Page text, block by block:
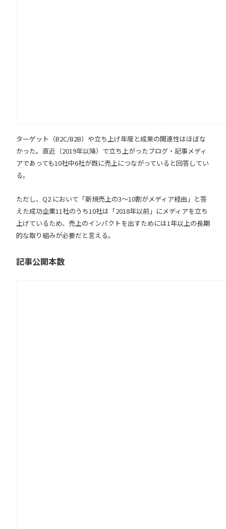
ターゲット（B2C/B2B）や立ち上げ年度と成果の関連性はほぼな
かった。直近（2019年以降）で立ち上がったブログ・記事メディ
アであっても10社中6社が既に売上につながっていると回答してい
る。
ただし、Q2.において「新規売上の3〜10割がメディア経由」と答
えた成功企業11社のうち10社は「2018年以前」にメディアを立ち
上げているため、売上のインパクトを出すためには1年以上の長期
的な取り組みが必要だと言える。
記事公開本数